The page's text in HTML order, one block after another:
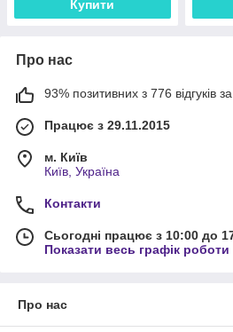
Купити
Про нас
93% позитивних з 776 відгуків за
Працює з 29.11.2015
м. Київ
Київ, Україна
Контакти
Сьогодні працює з 10:00 до
Показати весь графік роботи
Про нас